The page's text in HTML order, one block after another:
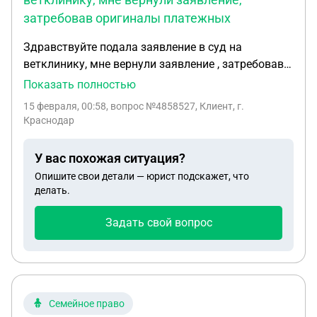
затребовав оригиналы платежных
Здравствуйте подала заявление в суд на
ветклинику, мне вернули заявление , затребовав
оригиналы платежных документов, мне клиника
в клинику за заверенными платежными
Показать полностью
15 февраля, 00:58, вопрос №4858527, Клиент, г.
Краснодар
У вас похожая ситуация?
Опишите свои детали — юрист подскажет, что
делать.
Задать свой вопрос
Семейное право